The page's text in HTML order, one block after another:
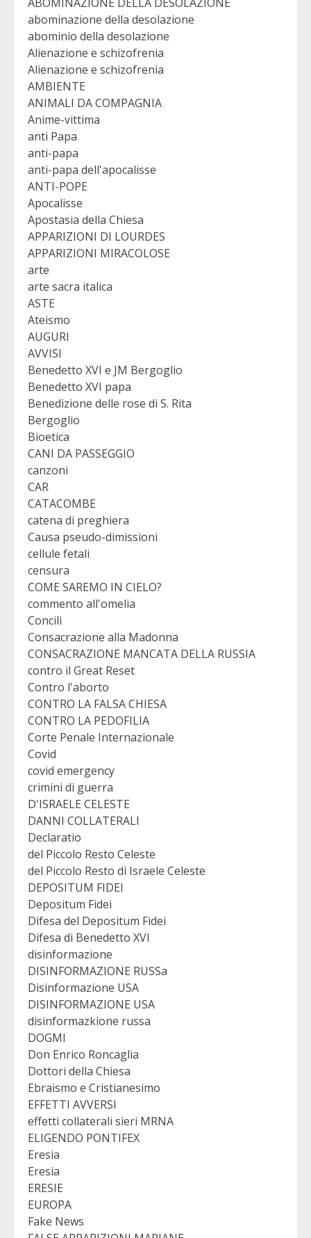
abominazione della desolazione
abominio della desolazione
Alienazione e schizofrenia
Alienazione e schizofrenia
AMBIENTE
ANIMALI DA COMPAGNIA
Anime-vittima
anti Papa
anti-papa
anti-papa dell'apocalisse
ANTI-POPE
Apocalisse
Apostasia della Chiesa
APPARIZIONI DI LOURDES
APPARIZIONI MIRACOLOSE
arte
arte sacra italica
ASTE
Ateismo
AUGURI
AVVISI
Benedetto XVI e JM Bergoglio
Benedetto XVI papa
Benedizione delle rose di S. Rita
Bergoglio
Bioetica
CANI DA PASSEGGIO
canzoni
CAR
CATACOMBE
catena di preghiera
Causa pseudo-dimissioni
cellule fetali
censura
COME SAREMO IN CIELO?
commento all'omelia
Concili
Consacrazione alla Madonna
CONSACRAZIONE MANCATA DELLA RUSSIA
contro il Great Reset
Contro l'aborto
CONTRO LA FALSA CHIESA
CONTRO LA PEDOFILIA
Corte Penale Internazionale
Covid
covid emergency
crimini di guerra
D'ISRAELE CELESTE
DANNI COLLATERALI
Declaratio
del Piccolo Resto Celeste
del Piccolo Resto di Israele Celeste
DEPOSITUM FIDEI
Depositum Fidei
Difesa del Depositum Fidei
Difesa di Benedetto XVI
disinformazione
DISINFORMAZIONE RUSSa
Disinformazione USA
DISINFORMAZIONE USA
disinformazkione russa
DOGMI
Don Enrico Roncaglia
Dottori della Chiesa
Ebraismo e Cristianesimo
EFFETTI AVVERSI
effetti collaterali sieri MRNA
ELIGENDO PONTIFEX
Eresia
Eresia
ERESIE
EUROPA
Fake News